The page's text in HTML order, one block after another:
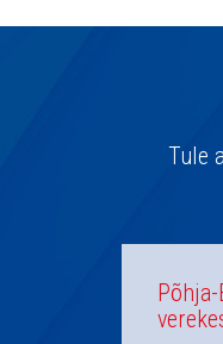
navigatsioon
Tule